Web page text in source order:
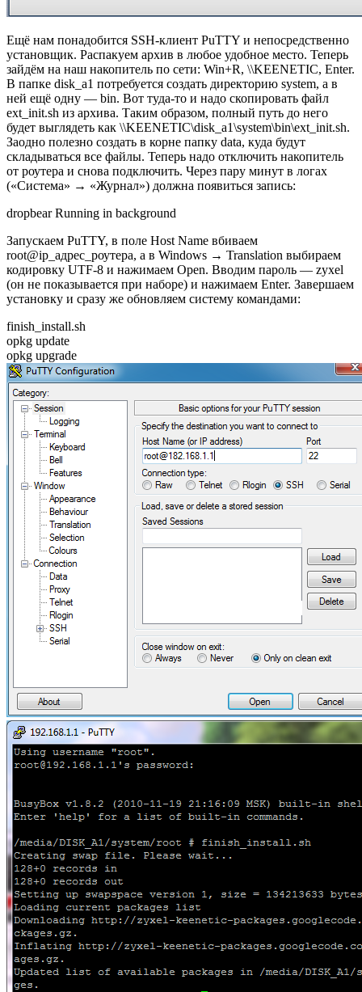
Ещё нам понадобится SSH-клиент PuTTY и непосредственно
установщик. Распакуем архив в любое удобное место. Теперь
зайдём на наш накопитель по сети: Win+R, \\KEENETIC, Enter.
В папке disk_a1 потребуется создать директорию system, а в
ней ещё одну — bin. Вот туда-то и надо скопировать файл
ext_init.sh из архива. Таким образом, полный путь до него
будет выглядеть как \\KEENETIC\disk_a1\system\bin\ext_init.sh.
Заодно полезно создать в корне папку data, куда будут
складываться все файлы. Теперь надо отключить накопитель
от роутера и снова подключить. Через пару минут в логах
(«Система» → «Журнал») должна появиться запись:
dropbear Running in background
Запускаем PuTTY, в поле Host Name вбиваем
root@ip_адрес_роутера, а в Windows → Translation выбираем
кодировку UTF-8 и нажимаем Open. Вводим пароль — zyxel
(он не показывается при наборе) и нажимаем Enter. Завершаем
установку и сразу же обновляем систему командами:
finish_install.sh
opkg update
opkg upgrade